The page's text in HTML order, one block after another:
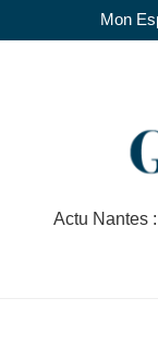
Mon
Actu Nantes